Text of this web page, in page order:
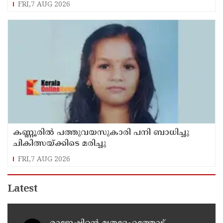
FRI,7 AUG 2026
കണ്ണൂരിൽ പത്തുവയസുകാരി പനി ബാധിച്ചു
ചികിത്സയ്ക്കിടെ മരിച്ചു
FRI,7 AUG 2026
Latest